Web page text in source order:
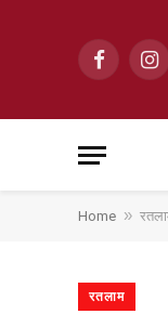
Facebook
Home »
रतलाम